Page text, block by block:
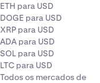
ETH para USD
DOGE para USD
XRP para USD
ADA para USD
SOL para USD
LTC para USD
Todos os mercados de